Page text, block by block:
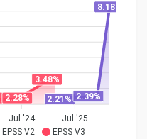
EPSS V2
EPSS V3
2.28%
3.48%
2.21% 2.39%
8.18%
Jul '24 Jul '25